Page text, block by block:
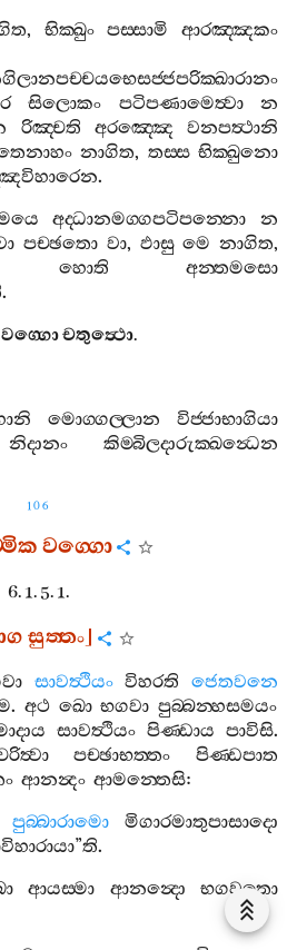
, භික‍්ඛුං පස‍්සාමි
ආරඤ‍්ඤකං
සිලොකං පටිපණාමෙත්‍වා
න
රිඤ‍්චති අරඤ‍්ඤෙ
වනපත්‍ථානි
නාගිත, තස‍්ස භික‍්ඛුනො
.
අද‍්ධානමග‍්ගපටිපන‍්නො
න
පච‍්ඡතො වා, ඵාසු මෙ නාගිත,
හොති
අන‍්තමසො
.
වග‍්ගොචතුත්‍ථො.
මොග‍්ගල‍්ලාන
විජ‍්ජාභාගියා
නිදානං
කිම‍්බිලදාරුක‍්ඛන්‍ධෙන
106
වග‍්ගො
6. 1. 5. 1.
සුත‍්තං]
සාවත්‍ථියං විහරති
ජෙතවනෙ
. අථ ඛො භගවා පුබ‍්බන‍්හසමයං
සාවත්‍ථියං පිණ‍්ඩාය පාවිසි.
පච‍්ඡාභත‍්තං
පිණ‍්ඩපාත
ආනන්‍දං ආමන‍්තෙසි:
පුබ‍්බාරාමො
මිගාරමාතුපාසාදො
”ති.
ආයස‍්මා ආනන්‍දො
භගවතො